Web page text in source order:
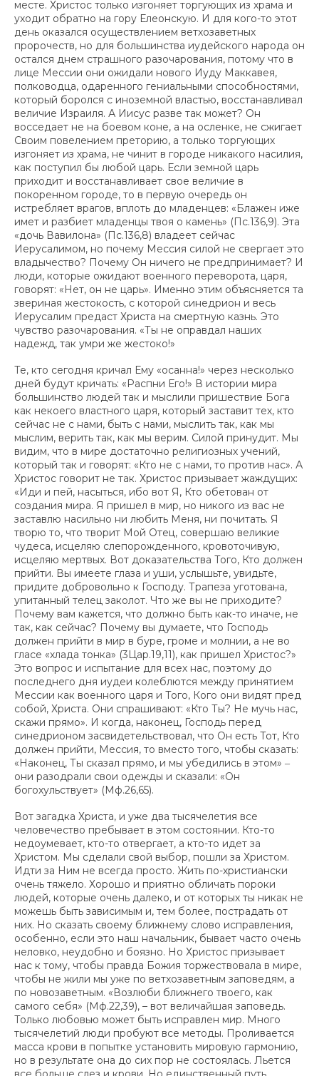
месте. Христос только изгоняет торгующих из храма и
уходит обратно на гору Елеонскую. И для кого-то этот
день оказался осуществлением ветхозаветных
пророчеств, но для большинства иудейского народа он
остался днем страшного разочарования, потому что в
лице Мессии они ожидали нового Иуду Маккавея,
полководца, одаренного гениальными способностями,
который боролся с иноземной властью, восстанавливал
величие Израиля. А Иисус разве так может? Он
восседает не на боевом коне, а на осленке, не сжигает
Своим повелением преторию, а только торгующих
изгоняет из храма, не чинит в городе никакого насилия,
как поступил бы любой царь. Если земной царь
приходит и восстанавливает свое величие в
покоренном городе, то в первую очередь он
истребляет врагов, вплоть до младенцев: «Блажен иже
имет и разбиет младенцы твоя о камень» (Пс.136,9). Эта
«дочь Вавилона» (Пс.136,8) владеет сейчас
Иерусалимом, но почему Мессия силой не свергает это
владычество? Почему Он ничего не предпринимает? И
люди, которые ожидают военного переворота, царя,
говорят: «Нет, он не царь». Именно этим объясняется та
звериная жестокость, с которой синедрион и весь
Иерусалим предаст Христа на смертную казнь. Это
чувство разочарования. «Ты не оправдал наших
надежд, так умри же жестоко!»
Те, кто сегодня кричал Ему «осанна!» через несколько
дней будут кричать: «Распни Его!» В истории мира
большинство людей так и мыслили пришествие Бога
как некоего властного царя, который заставит тех, кто
сейчас не с нами, быть с нами, мыслить так, как мы
мыслим, верить так, как мы верим. Силой принудит. Мы
видим, что в мире достаточно религиозных учений,
который так и говорят: «Кто не с нами, то против нас». А
Христос говорит не так. Христос призывает жаждущих:
«Иди и пей, насыться, ибо вот Я, Кто обетован от
создания мира. Я пришел в мир, но никого из вас не
заставлю насильно ни любить Меня, ни почитать. Я
творю то, что творит Мой Отец, совершаю великие
чудеса, исцеляю слепорожденного, кровоточивую,
исцеляю мертвых. Вот доказательства Того, Кто должен
прийти. Вы имеете глаза и уши, услышьте, увидьте,
придите добровольно к Господу. Трапеза уготована,
упитанный телец заколот. Что же вы не приходите?
Почему вам кажется, что должно быть как-то иначе, не
так, как сейчас? Почему вы думаете, что Господь
должен прийти в мир в буре, громе и молнии, а не во
гласе «хлада тонка» (3Цар.19,11), как пришел Христос?»
Это вопрос и испытание для всех нас, поэтому до
последнего дня иудеи колеблются между принятием
Мессии как военного царя и Того, Кого они видят пред
собой, Христа. Они спрашивают: «Кто Ты? Не мучь нас,
скажи прямо». И когда, наконец, Господь перед
синедрионом засвидетельствовал, что Он есть Тот, Кто
должен прийти, Мессия, то вместо того, чтобы сказать:
«Наконец, Ты сказал прямо, и мы убедились в этом» ‒
они разодрали свои одежды и сказали: «Он
богохульствует» (Мф.26,65).
Вот загадка Христа, и уже два тысячелетия все
человечество пребывает в этом состоянии. Кто-то
недоумевает, кто-то отвергает, а кто-то идет за
Христом. Мы сделали свой выбор, пошли за Христом.
Идти за Ним не всегда просто. Жить по-христиански
очень тяжело. Хорошо и приятно обличать пороки
людей, которые очень далеко, и от которых ты никак не
можешь быть зависимым и, тем более, пострадать от
них. Но сказать своему ближнему слово исправления,
особенно, если это наш начальник, бывает часто очень
неловко, неудобно и боязно. Но Христос призывает
нас к тому, чтобы правда Божия торжествовала в мире,
чтобы не жили мы уже по ветхозаветным заповедям, а
по новозаветным. «Возлюби ближнего твоего, как
самого себя» (Мф.22,39), – вот величайшая заповедь.
Только любовью может быть исправлен мир. Много
тысячелетий люди пробуют все методы. Проливается
масса крови в попытке установить мировую гармонию,
но в результате она до сих пор не состоялась. Льется